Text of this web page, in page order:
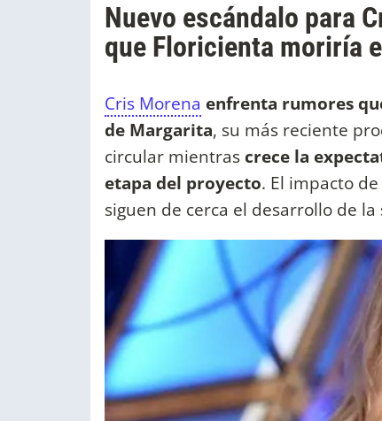
Nuevo escándalo para
que Floricienta moriría
Cris Morena enfrenta rumores
de Margarita, su más reciente
circular mientras crece la
etapa del proyecto. El impacto
siguen de cerca el desarrollo de la